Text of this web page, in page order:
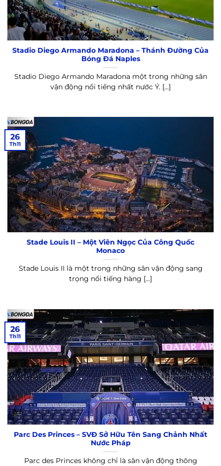
Stadio Diego Armando Maradona – Thánh Đường Của
Bóng Đá Naples
Stadio Diego Armando Maradona một trong những sân
vận động nổi tiếng nhất nước Ý. [...]
Stade Louis II – Một Viên Ngọc Của Công Quốc
Monaco
Stade Louis II là một trong những sân vận động sang
trọng nổi tiếng hàng [...]
26
Th11
Parc Des Princes – SVĐ Sở Hữu Tên Sang Chảnh Nhất
Nước Pháp
Parc des Princes không chỉ là sân vận động thông
26
Th11